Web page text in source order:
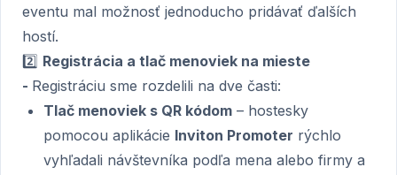
eventu mal možnosť jednoducho pridávať ďalších
hostí.
2️⃣ Registrácia a tlač menoviek na mieste
- Registráciu sme rozdelili na dve časti:
Tlač menoviek s QR kódom – hostesky
pomocou aplikácie Inviton Promoter rýchlo
vyhľadali návštevníka podľa mena alebo firmy a